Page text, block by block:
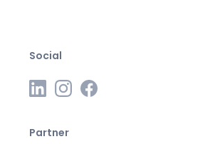
Social
Partner